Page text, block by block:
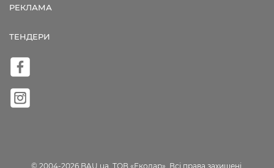
РЕКЛАМА
ТЕНДЕРИ
© 2004-2026 BAU.ua, ТОВ «Екодар». Всі права захищені.